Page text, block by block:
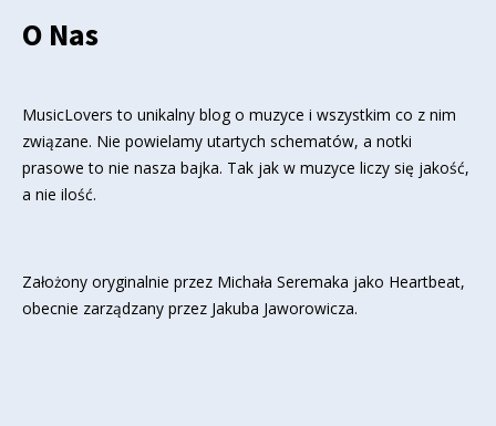
O Nas
MusicLovers to unikalny blog o muzyce i wszystkim co z nim
związane. Nie powielamy utartych schematów, a notki
prasowe to nie nasza bajka. Tak jak w muzyce liczy się jakość,
a nie ilość.
Założony oryginalnie przez Michała Seremaka jako Heartbeat,
obecnie zarządzany przez Jakuba Jaworowicza.